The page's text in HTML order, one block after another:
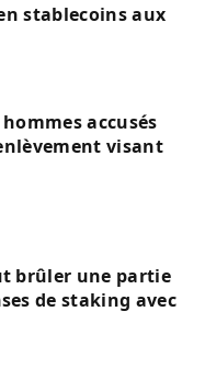
stablecoins aux
accusés
visant
brûler une partie
de staking avec